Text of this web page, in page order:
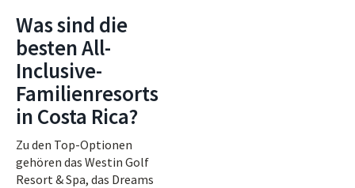
Was sind die
besten All-
Inclusive-
Familienresorts
in Costa Rica?
Zu den Top-Optionen
gehören das Westin Golf
Resort & Spa, das Dreams